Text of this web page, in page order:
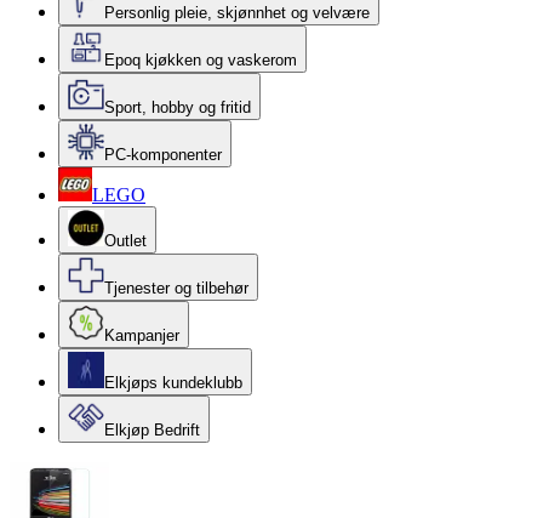
Personlig pleie, skjønnhet og velvære
Epoq kjøkken og vaskerom
Sport, hobby og fritid
PC-komponenter
LEGO
Outlet
Tjenester og tilbehør
Kampanjer
Elkjøps kundeklubb
Elkjøp Bedrift